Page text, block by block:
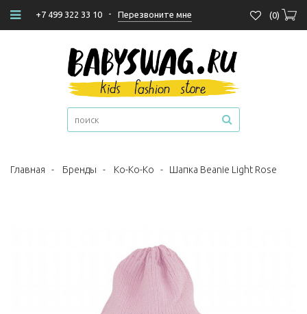
+7 499 322 33 10 - Перезвоните мне (0)
Главная - Бренды - Ko-Ko-Ko - Шапка Beanie Light Rose